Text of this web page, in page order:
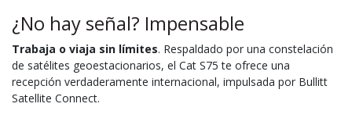
¿No hay señal? Impensable
Trabaja o viaja sin límites. Respaldado por una constelación
de satélites geoestacionarios, el Cat S75 te ofrece una
recepción verdaderamente internacional, impulsada por Bullitt
Satellite Connect.